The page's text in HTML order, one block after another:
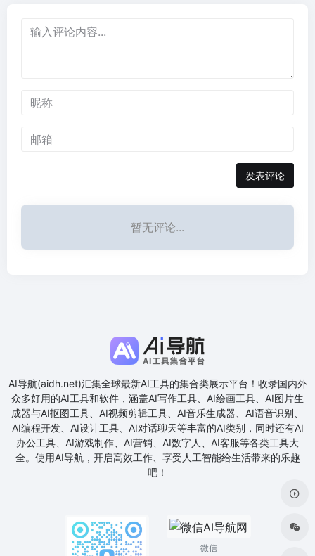
发表评论
暂无评论...
AI导航(aidh.net)汇集全球最新AI工具的集合类展示平台！收录国内外
众多好用的AI工具和软件，涵盖AI写作工具、AI绘画工具、AI图片生
成器与AI抠图工具、AI视频剪辑工具、AI音乐生成器、AI语音识别、
AI编程开发、AI设计工具、AI对话聊天等丰富的AI类别，同时还有AI
办公工具、AI游戏制作、AI营销、AI数字人、AI客服等各类工具大
全。使用AI导航，开启高效工作、享受人工智能给生活带来的乐趣
吧！
微信